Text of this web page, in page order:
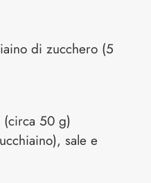
di zucchero (5
(circa 50 g)
sale e